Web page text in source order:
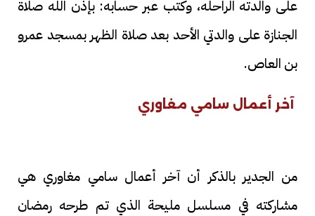
على والدته الراحله، وكتب عبر حسابه: بإذن الله صلاة
الجنازة على والدتي الأحد بعد صلاة الظهر بمسجد عمرو
بن العاص.
آخر أعمال سامي مغاوري
من الجدير بالذكر أن آخر أعمال سامي مغاوري هي
مشاركته في مسلسل مليحة الذي تم طرحه رمضان